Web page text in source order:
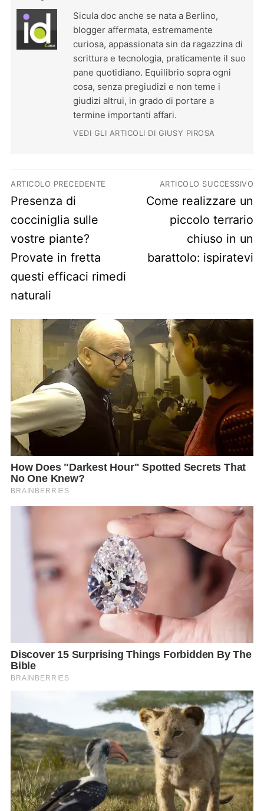
Sicula doc anche se nata a Berlino,
blogger affermata, estremamente
curiosa, appassionata sin da ragazzina di
scrittura e tecnologia, praticamente il suo
pane quotidiano. Equilibrio sopra ogni
cosa, senza pregiudizi e non teme i
giudizi altrui, in grado di portare a
termine importanti affari.
VEDI GLI ARTICOLI DI GIUSY PIROSA
Navigazione articoli
ARTICOLO PRECEDENTE
Previous post:
Presenza di
cocciniglia sulle
vostre piante?
Provate in fretta
questi efficaci rimedi
naturali
ARTICOLO SUCCESSIVO
Next post:
Come realizzare un
piccolo terrario
chiuso in un
barattolo: ispiratevi